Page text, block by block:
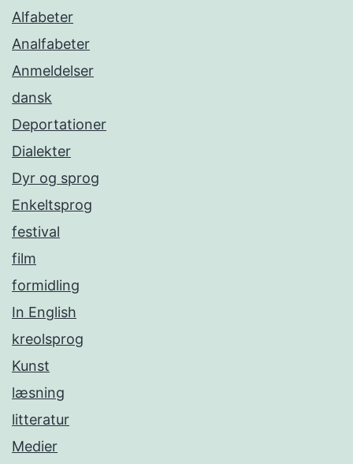
Alfabeter
Analfabeter
Anmeldelser
dansk
Deportationer
Dialekter
Dyr og sprog
Enkeltsprog
festival
film
formidling
In English
kreolsprog
Kunst
læsning
litteratur
Medier